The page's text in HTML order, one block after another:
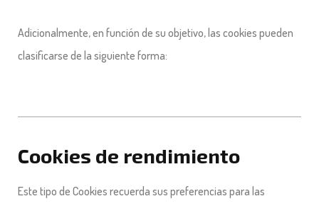
Adicionalmente, en función de su objetivo, las cookies pueden
clasificarse de la siguiente forma:
Cookies de rendimiento
Este tipo de Cookies recuerda sus preferencias para las